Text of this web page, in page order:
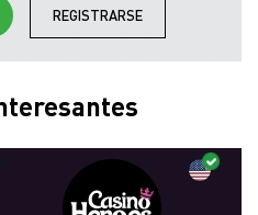
REGISTRARSE